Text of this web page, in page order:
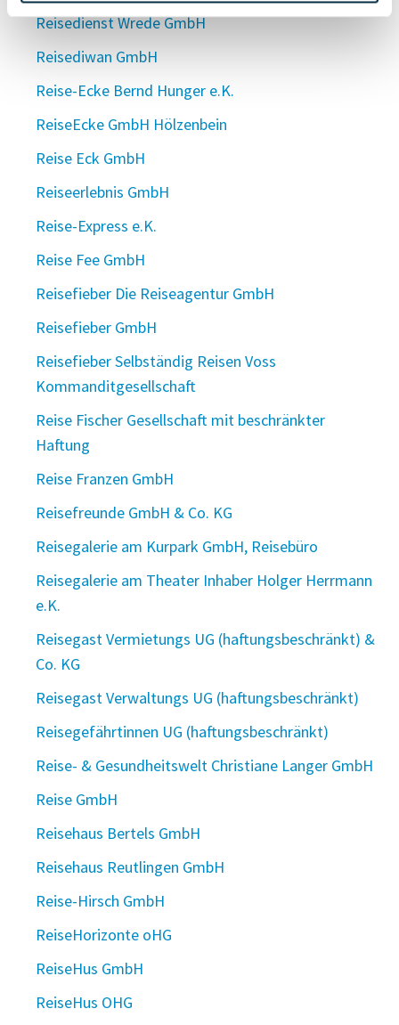
Reisedienst Wrede GmbH
Reisediwan GmbH
Reise-Ecke Bernd Hunger e.K.
ReiseEcke GmbH Hölzenbein
Reise Eck GmbH
Reiseerlebnis GmbH
Reise-Express e.K.
Reise Fee GmbH
Reisefieber Die Reiseagentur GmbH
Reisefieber GmbH
Reisefieber Selbständig Reisen Voss
Kommanditgesellschaft
Reise Fischer Gesellschaft mit beschränkter
Haftung
Reise Franzen GmbH
Reisefreunde GmbH & Co. KG
Reisegalerie am Kurpark GmbH, Reisebüro
Reisegalerie am Theater Inhaber Holger Herrmann
e.K.
Reisegast Vermietungs UG (haftungsbeschränkt) &
Co. KG
Reisegast Verwaltungs UG (haftungsbeschränkt)
Reisegefährtinnen UG (haftungsbeschränkt)
Reise- & Gesundheitswelt Christiane Langer GmbH
Reise GmbH
Reisehaus Bertels GmbH
Reisehaus Reutlingen GmbH
Reise-Hirsch GmbH
ReiseHorizonte oHG
ReiseHus GmbH
ReiseHus OHG